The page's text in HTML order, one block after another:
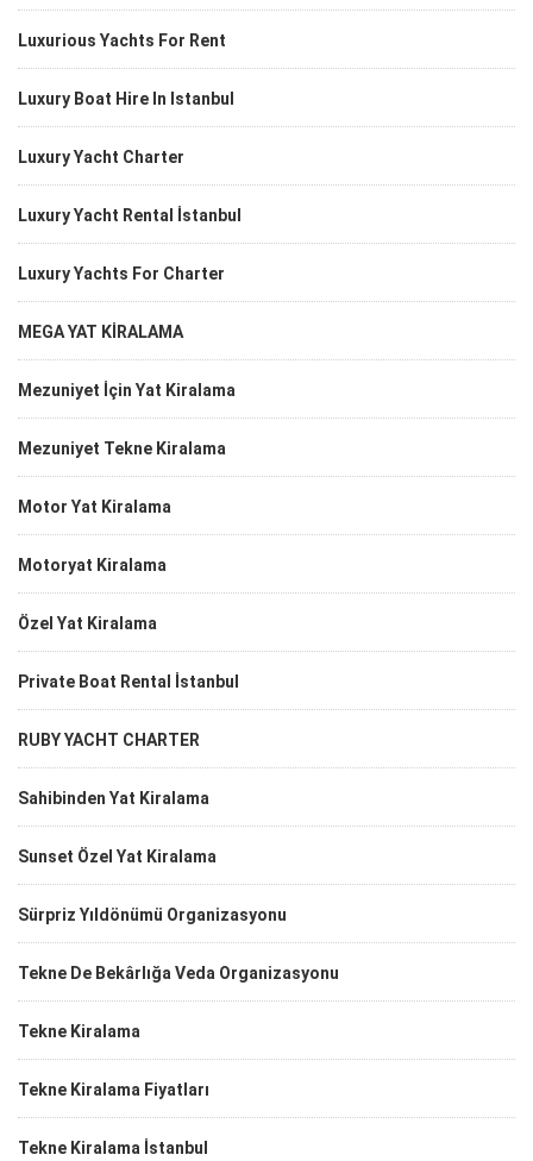
Luxurious Yachts For Rent
Luxury Boat Hire In Istanbul
Luxury Yacht Charter
Luxury Yacht Rental İstanbul
Luxury Yachts For Charter
MEGA YAT KİRALAMA
Mezuniyet İçin Yat Kiralama
Mezuniyet Tekne Kiralama
Motor Yat Kiralama
Motoryat Kiralama
Özel Yat Kiralama
Private Boat Rental İstanbul
RUBY YACHT CHARTER
Sahibinden Yat Kiralama
Sunset Özel Yat Kiralama
Sürpriz Yıldönümü Organizasyonu
Tekne De Bekârlığa Veda Organizasyonu
Tekne Kiralama
Tekne Kiralama Fiyatları
Tekne Kiralama İstanbul